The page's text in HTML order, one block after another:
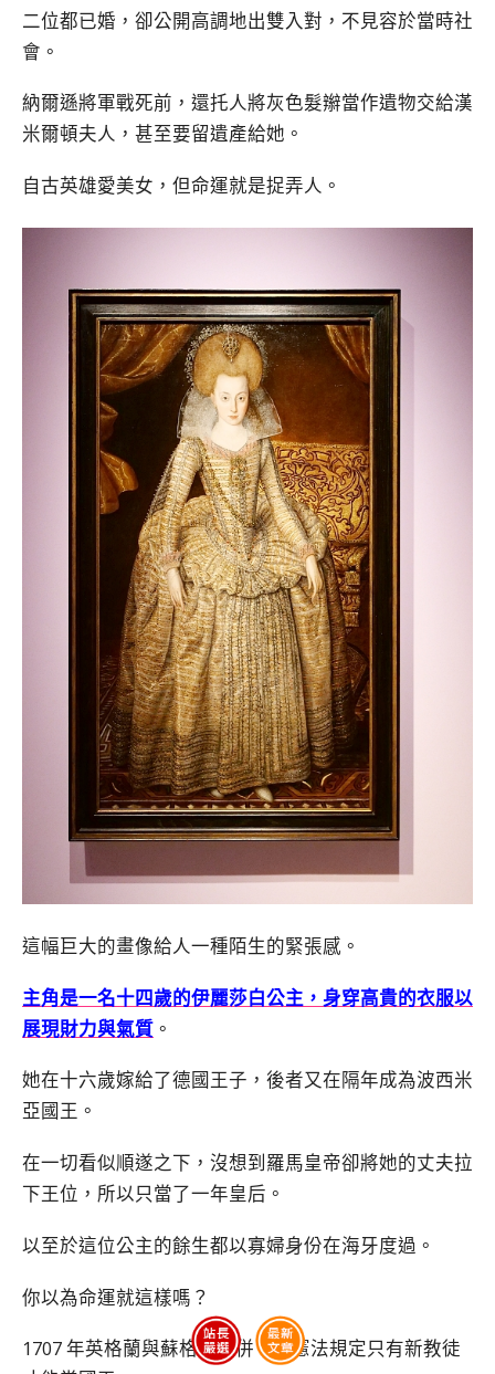
二位都已婚，卻公開高調地出雙入對，不見容於當時社
會。
納爾遜將軍戰死前，還托人將灰色髮辮當作遺物交給漢
米爾頓夫人，甚至要留遺產給她。
自古英雄愛美女，但命運就是捉弄人。
這幅巨大的畫像給人一種陌生的緊張感。
主角是一名十四歲的伊麗莎白公主，身穿高貴的衣服以
展現財力與氣質 。
她在十六歲嫁給了德國王子，後者又在隔年成為波西米
亞國王。
在一切看似順遂之下，沒想到羅馬皇帝卻將她的丈夫拉
下王位，所以只當了一年皇后。
以至於這位公主的餘生都以寡婦身份在海牙度過。
你以為命運就這樣嗎？
1707 年英格蘭與蘇格蘭合併，新憲法規定只有新教徒